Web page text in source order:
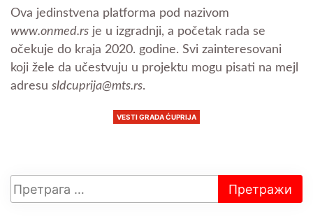
Ova jedinstvena platforma pod nazivom
www.onmed.rs je u izgradnji, a početak rada se
očekuje do kraja 2020. godine. Svi zainteresovani
koji žele da učestvuju u projektu mogu pisati na mejl
adresu sldcuprija@mts.rs.
VESTI GRADA ĆUPRIJA